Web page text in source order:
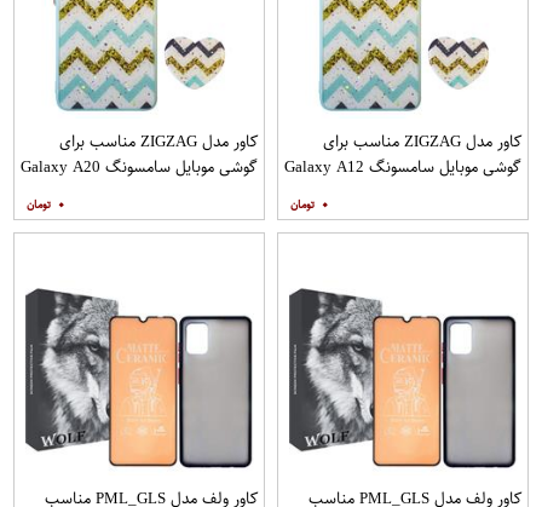
کاور مدل ZIGZAG مناسب برای
گوشی موبایل سامسونگ Galaxy A12
۰
کاور مدل ZIGZAG مناسب برای
گوشی موبایل سامسونگ Galaxy A20
۰
کاور ولف مدل PML_GLS مناسب کاور ولف مدل PML_GLS مناسب